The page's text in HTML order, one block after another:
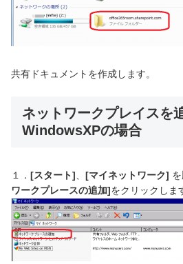
共有ドキュメントを作成します。
ネットワークプレイスを
WindowsXPの場合
１． [スタート] [マイネットワーク]
ワークプレースの追加]をクリックしま